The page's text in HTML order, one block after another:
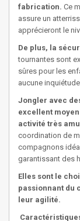
fabrication. Ce
assure un
apprécieront le
De plus, la
tournantes sont
sûres pour les
aucune inquiétude.
Jongler avec
excellent
activité très
coordination de
compagnons
garantissant des
Elles sont le
passionnant du
leur agilité.